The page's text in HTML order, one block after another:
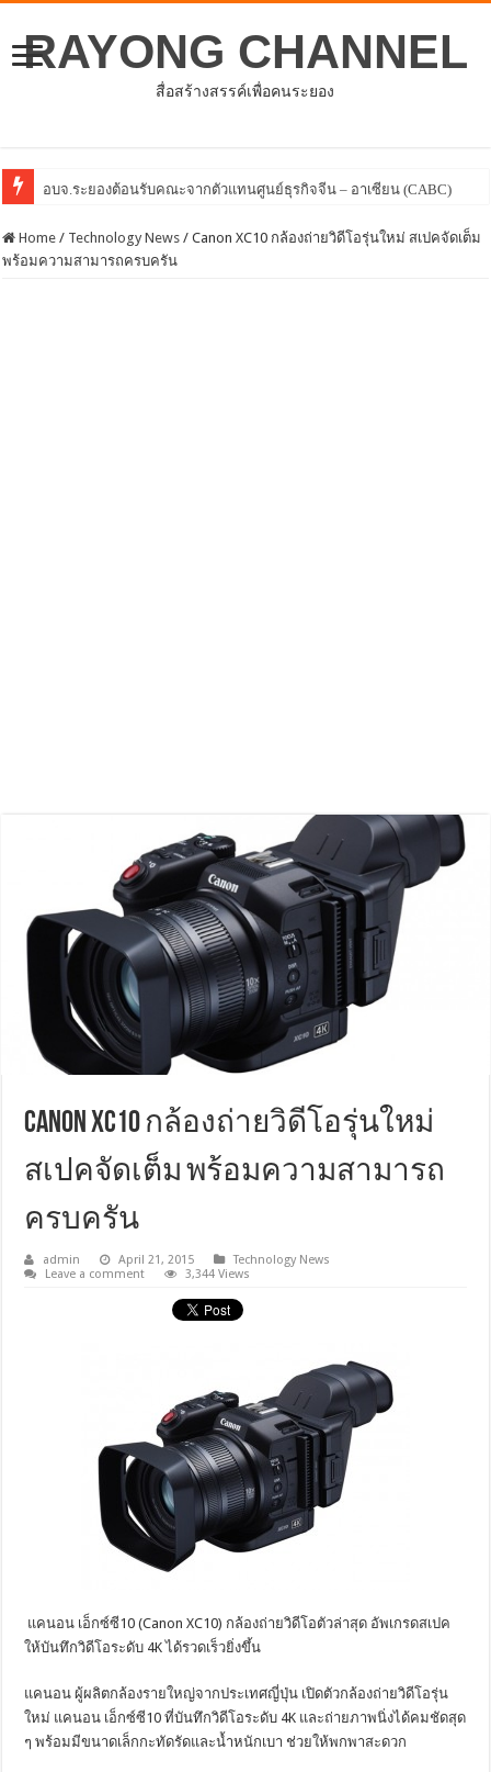
RAYONG CHANNEL
สื่อสร้างสรรค์เพื่อคนระยอง
โครงการพัฒนาศักยภาพ
Home / Technology News / Canon XC10 กล้องถ่ายวิดีโอรุ่นใหม่ สเปคจัดเต็ม
พร้อมความสามารถครบครัน
Canon XC10 กล้องถ่ายวิดีโอรุ่นใหม่
สเปคจัดเต็ม พร้อมความสามารถ
ครบครัน
admin April 21, 2015
Technology News
Leave a comment
3,344 Views
แคนอน เอ็กซ์ซี10 (Canon XC10) กล้องถ่ายวิดีโอตัวล่าสุด อัพเกรดสเปค
ให้บันทึกวิดีโอระดับ 4K ได้รวดเร็วยิ่งขึ้น
แคนอน ผู้ผลิตกล้องรายใหญ่จากประเทศญี่ปุ่น เปิดตัวกล้องถ่ายวิดีโอรุ่น
ใหม่ แคนอน เอ็กซ์ซี10 ที่บันทึกวิดีโอระดับ 4K และถ่ายภาพนิ่งได้คมชัดสุด
ๆ พร้อมมีขนาดเล็กกะทัดรัดและน้ำหนักเบา ช่วยให้พกพาสะดวก